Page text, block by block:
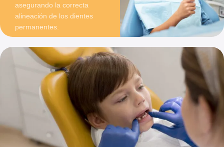
asegurando la correcta
alineación de los dientes
permanentes.